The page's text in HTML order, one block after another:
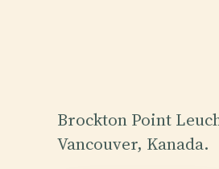
Brockton Point
Vancouver, Kanada.